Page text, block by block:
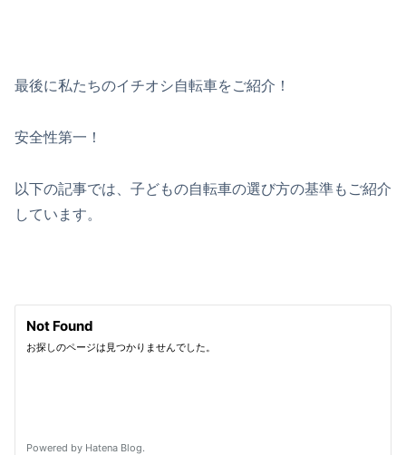
最後に私たちのイチオシ自転車をご紹介！
安全性第一！
以下の記事では、子どもの自転車の選び方の基準もご紹介
しています。